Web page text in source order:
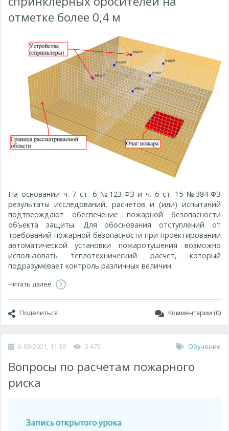
отметке более 0,4 м
На основании ч. 7 ст. 6 №123-ФЗ и ч. 6 ст. 15 №384-ФЗ
результаты исследований, расчетов и (или) испытаний
подтверждают обеспечение пожарной безопасности
объекта защиты. Для обоснования отступлений от
требований пожарной безопасности при проектировании
автоматической установки пожаротушения возможно
использовать теплотехнический расчет, который
подразумевает контроль различных величин.
Читать далее
Поделиться Комментарии (0)
6-09-2021, 11:30 2 475 Обучение
Вопросы по расчетам пожарного
риска